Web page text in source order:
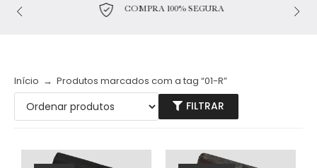
COMPRA 100% SEGURA
Início → Produtos marcados com a tag “01-R”
FILTRAR